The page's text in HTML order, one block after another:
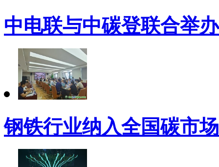
中电联与中碳登联合举
钢铁行业纳入全国碳市